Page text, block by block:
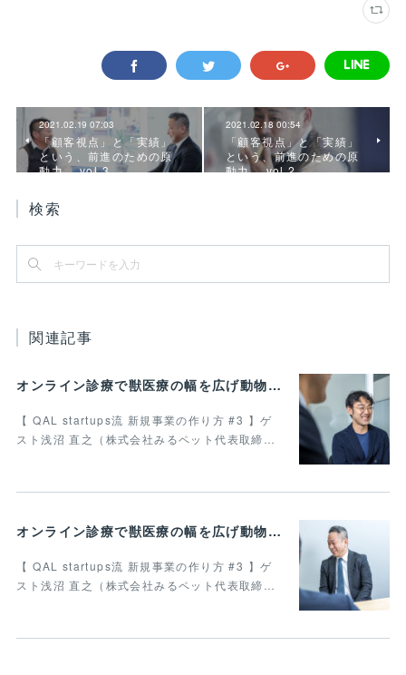
2021.02.19 07:03
「顧客視点」と「実績」
という、前進のための原
動力。 vol.3
2021.02.18 00:54
「顧客視点」と「実績」
という、前進のための原
動力。 vol.2
検索
関連記事
オンライン診療で獣医療の幅を広げ動物病院の業務効率化を叶えたい 最終回
【 QAL startups流 新規事業の作り方 #3 】ゲ
スト浅沼 直之（株式会社みるペット代表取締…
オンライン診療で獣医療の幅を広げ動物病院の業務効率化を叶えたい Vol.4
【 QAL startups流 新規事業の作り方 #3 】ゲ
スト浅沼 直之（株式会社みるペット代表取締…